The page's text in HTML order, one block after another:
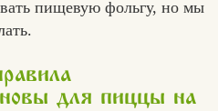
пищевую фольгу, но мы
для пиццы на